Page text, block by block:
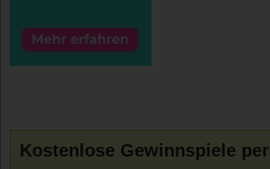
Kostenlose Gewinnspiele